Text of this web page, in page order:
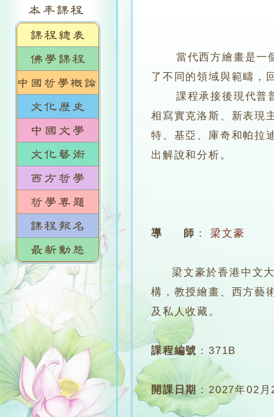
當代西方繪畫是一個
了不同的領域與範疇，
課程承接後現代普普
相寫實克洛斯、新表現
特、基亞、庫奇和帕拉
出解說和分析。
導 師 ： 梁文豪
梁文豪於香港中文大
構，教授繪畫、西方藝
及私人收藏。
課程編號 ：371B
開課日期：2027年02月